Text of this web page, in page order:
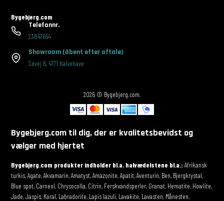
Bygebjerg.com
Telefonnr.
23847654
Showroom (åbent efter aftale)
Søvej 6,4771 Kalvehave
2026 © Bygebjerg.com.
Bygebjerg.com til dig, der er kvalitetsbevidst og
vælger med hjertet
Bygebjerg.com produkter indholder bl.a. halvædelstene bl.a.: Afrikansk
turkis, Agate, Akvamarin, Amatyst, Amazonite, Apatit, Aventurin, Ben, Bjergkrystal,
Blue spot, Carneol, Chrysocolla, Citrin, Ferskvandsperler, Granat, Hematite, Howlite,
Jade, Jaspis, Koral, Labradorite, Lapis lazuli, Lavakite, Lavasten, Månesten,